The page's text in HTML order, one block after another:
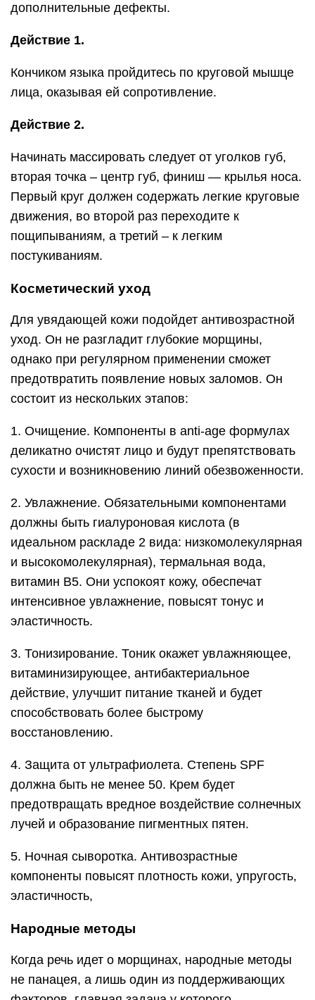
дополнительные дефекты.
Действие 1.
Кончиком языка пройдитесь по круговой мышце
лица, оказывая ей сопротивление.
Действие 2.
Начинать массировать следует от уголков губ,
вторая точка – центр губ, финиш — крылья носа.
Первый круг должен содержать легкие круговые
движения, во второй раз переходите к
пощипываниям, а третий – к легким
постукиваниям.
Косметический уход
Для увядающей кожи подойдет антивозрастной
уход. Он не разгладит глубокие морщины,
однако при регулярном применении сможет
предотвратить появление новых заломов. Он
состоит из нескольких этапов:
1. Очищение. Компоненты в anti-age формулах
деликатно очистят лицо и будут препятствовать
сухости и возникновению линий обезвоженности.
2. Увлажнение. Обязательными компонентами
должны быть гиалуроновая кислота (в
идеальном раскладе 2 вида: низкомолекулярная
и высокомолекулярная), термальная вода,
витамин В5. Они успокоят кожу, обеспечат
интенсивное увлажнение, повысят тонус и
эластичность.
3. Тонизирование. Тоник окажет увлажняющее,
витаминизирующее, антибактериальное
действие, улучшит питание тканей и будет
способствовать более быстрому
восстановлению.
4. Защита от ультрафиолета. Степень SPF
должна быть не менее 50. Крем будет
предотвращать вредное воздействие солнечных
лучей и образование пигментных пятен.
5. Ночная сыворотка. Антивозрастные
компоненты повысят плотность кожи, упругость,
эластичность,
Народные методы
Когда речь идет о морщинах, народные методы
не панацея, а лишь один из поддерживающих